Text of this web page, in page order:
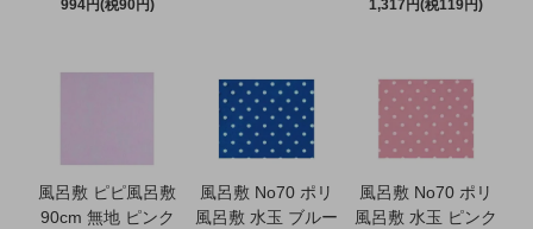
994円(税90円) 1,317円(税119円)
風呂敷 ピピ風呂敷
90cm 無地 ピンク
風呂敷 No70 ポリ
風呂敷 水玉 ブルー
風呂敷 No70 ポリ
風呂敷 水玉 ピンク